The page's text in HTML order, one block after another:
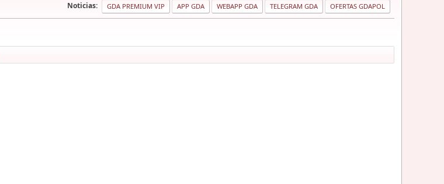
Noticias: GDA PREMIUM VIP APP GDA WEBAPP GDA TELEGRAM GDA OFERTAS GDAPOL